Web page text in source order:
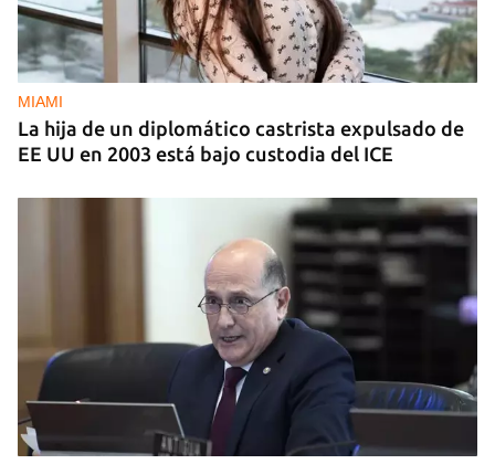
MIAMI
La hija de un diplomático castrista expulsado de
EE UU en 2003 está bajo custodia del ICE